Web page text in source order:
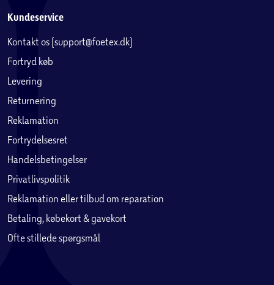
Kundeservice
Kontakt os (support@foetex.dk)
Fortryd køb
Levering
Returnering
Reklamation
Fortrydelsesret
Handelsbetingelser
Privatlivspolitik
Reklamation eller tilbud om reparation
Betaling, købekort & gavekort
Ofte stillede spørgsmål